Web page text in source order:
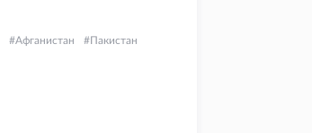
Афганистан
Пакистан